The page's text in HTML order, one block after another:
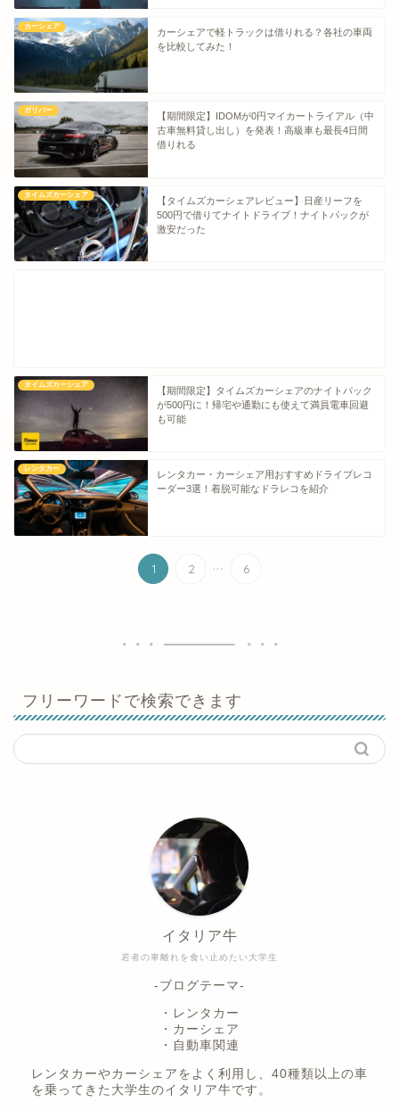
カーシェア
カーシェアで軽トラックは借りれる？各社の車両
を比較してみた！
ガリバー
【期間限定】IDOMが0円マイカートライアル（中
古車無料貸し出し）を発表！高級車も最長4日間
借りれる
タイムズカーシェア
【タイムズカーシェアレビュー】日産リーフを
500円で借りてナイトドライブ！ナイトパックが
激安だった
タイムズカーシェア
【期間限定】タイムズカーシェアのナイトパック
が500円に！帰宅や通勤にも使えて満員電車回避
も可能
レンタカー
レンタカー・カーシェア用おすすめドライブレコ
ーダー3選！着脱可能なドラレコを紹介
1 2 ... 6
フリーワードで検索できます
若者の車離れを食い止めたい大学生
イタリア牛
-ブログテーマ-
・レンタカー
・カーシェア
・自動車関連
レンタカーやカーシェアをよく利用し、40種類以上の車
を乗ってきた大学生のイタリア牛です。